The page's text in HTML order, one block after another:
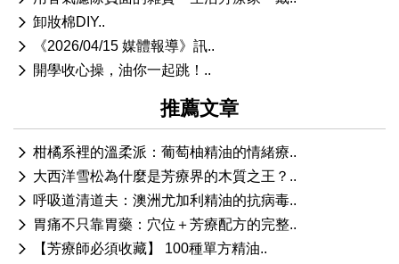
卸妝棉DIY..
《2026/04/15 媒體報導》訊..
開學收心操，油你一起跳！..
推薦文章
柑橘系裡的溫柔派：葡萄柚精油的情緒療..
大西洋雪松為什麼是芳療界的木質之王？..
呼吸道清道夫：澳洲尤加利精油的抗病毒..
胃痛不只靠胃藥：穴位＋芳療配方的完整..
【芳療師必須收藏】 100種單方精油..